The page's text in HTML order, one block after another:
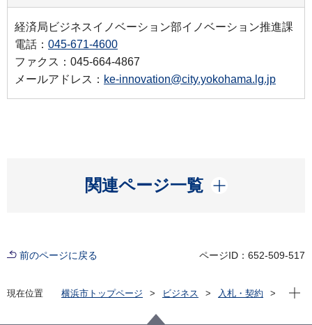
経済局ビジネスイノベーション部イノベーション推進課
電話： 045-671-4600
ファクス：045-664-4867
メールアドレス： ke-innovation@city.yokohama.lg.jp
関連ページ一覧
開く
前のページに戻る ページID：652-509-517
現在位置 横浜市トップページ ビジネス
入札・契約
現在